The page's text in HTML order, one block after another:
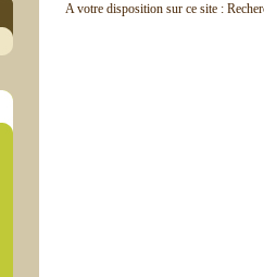
A votre disposition sur ce site :